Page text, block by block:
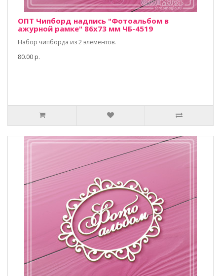
ОПТ Чипборд надпись "Фотоальбом в
ажурной рамке" 86х73 мм ЧБ-4519
Набор чипборда из 2 элементов.
80.00 р.